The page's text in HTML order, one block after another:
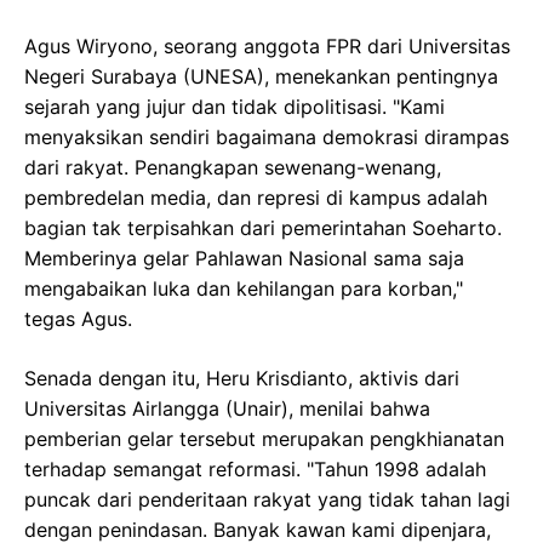
Agus Wiryono, seorang anggota FPR dari Universitas
Negeri Surabaya (UNESA), menekankan pentingnya
sejarah yang jujur dan tidak dipolitisasi. "Kami
menyaksikan sendiri bagaimana demokrasi dirampas
dari rakyat. Penangkapan sewenang-wenang,
pembredelan media, dan represi di kampus adalah
bagian tak terpisahkan dari pemerintahan Soeharto.
Memberinya gelar Pahlawan Nasional sama saja
mengabaikan luka dan kehilangan para korban,"
tegas Agus.
Senada dengan itu, Heru Krisdianto, aktivis dari
Universitas Airlangga (Unair), menilai bahwa
pemberian gelar tersebut merupakan pengkhianatan
terhadap semangat reformasi. "Tahun 1998 adalah
puncak dari penderitaan rakyat yang tidak tahan lagi
dengan penindasan. Banyak kawan kami dipenjara,